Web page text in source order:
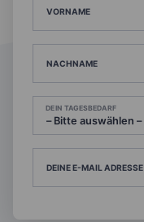
VORNAME
NACHNAME
DEIN TAGESBEDARF
DEINE E-MAIL ADRESSE